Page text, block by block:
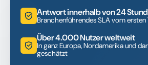
Antwort innerhalb von 24
Branchenführendes SLA vom ersten
Über 4.000 Nutzer weltweit
In ganz Europa, Nordamerika und
geschätzt